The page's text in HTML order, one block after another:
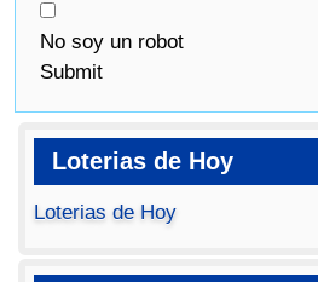
No soy un robot
Submit
Loterias de Hoy
Loterias de Hoy